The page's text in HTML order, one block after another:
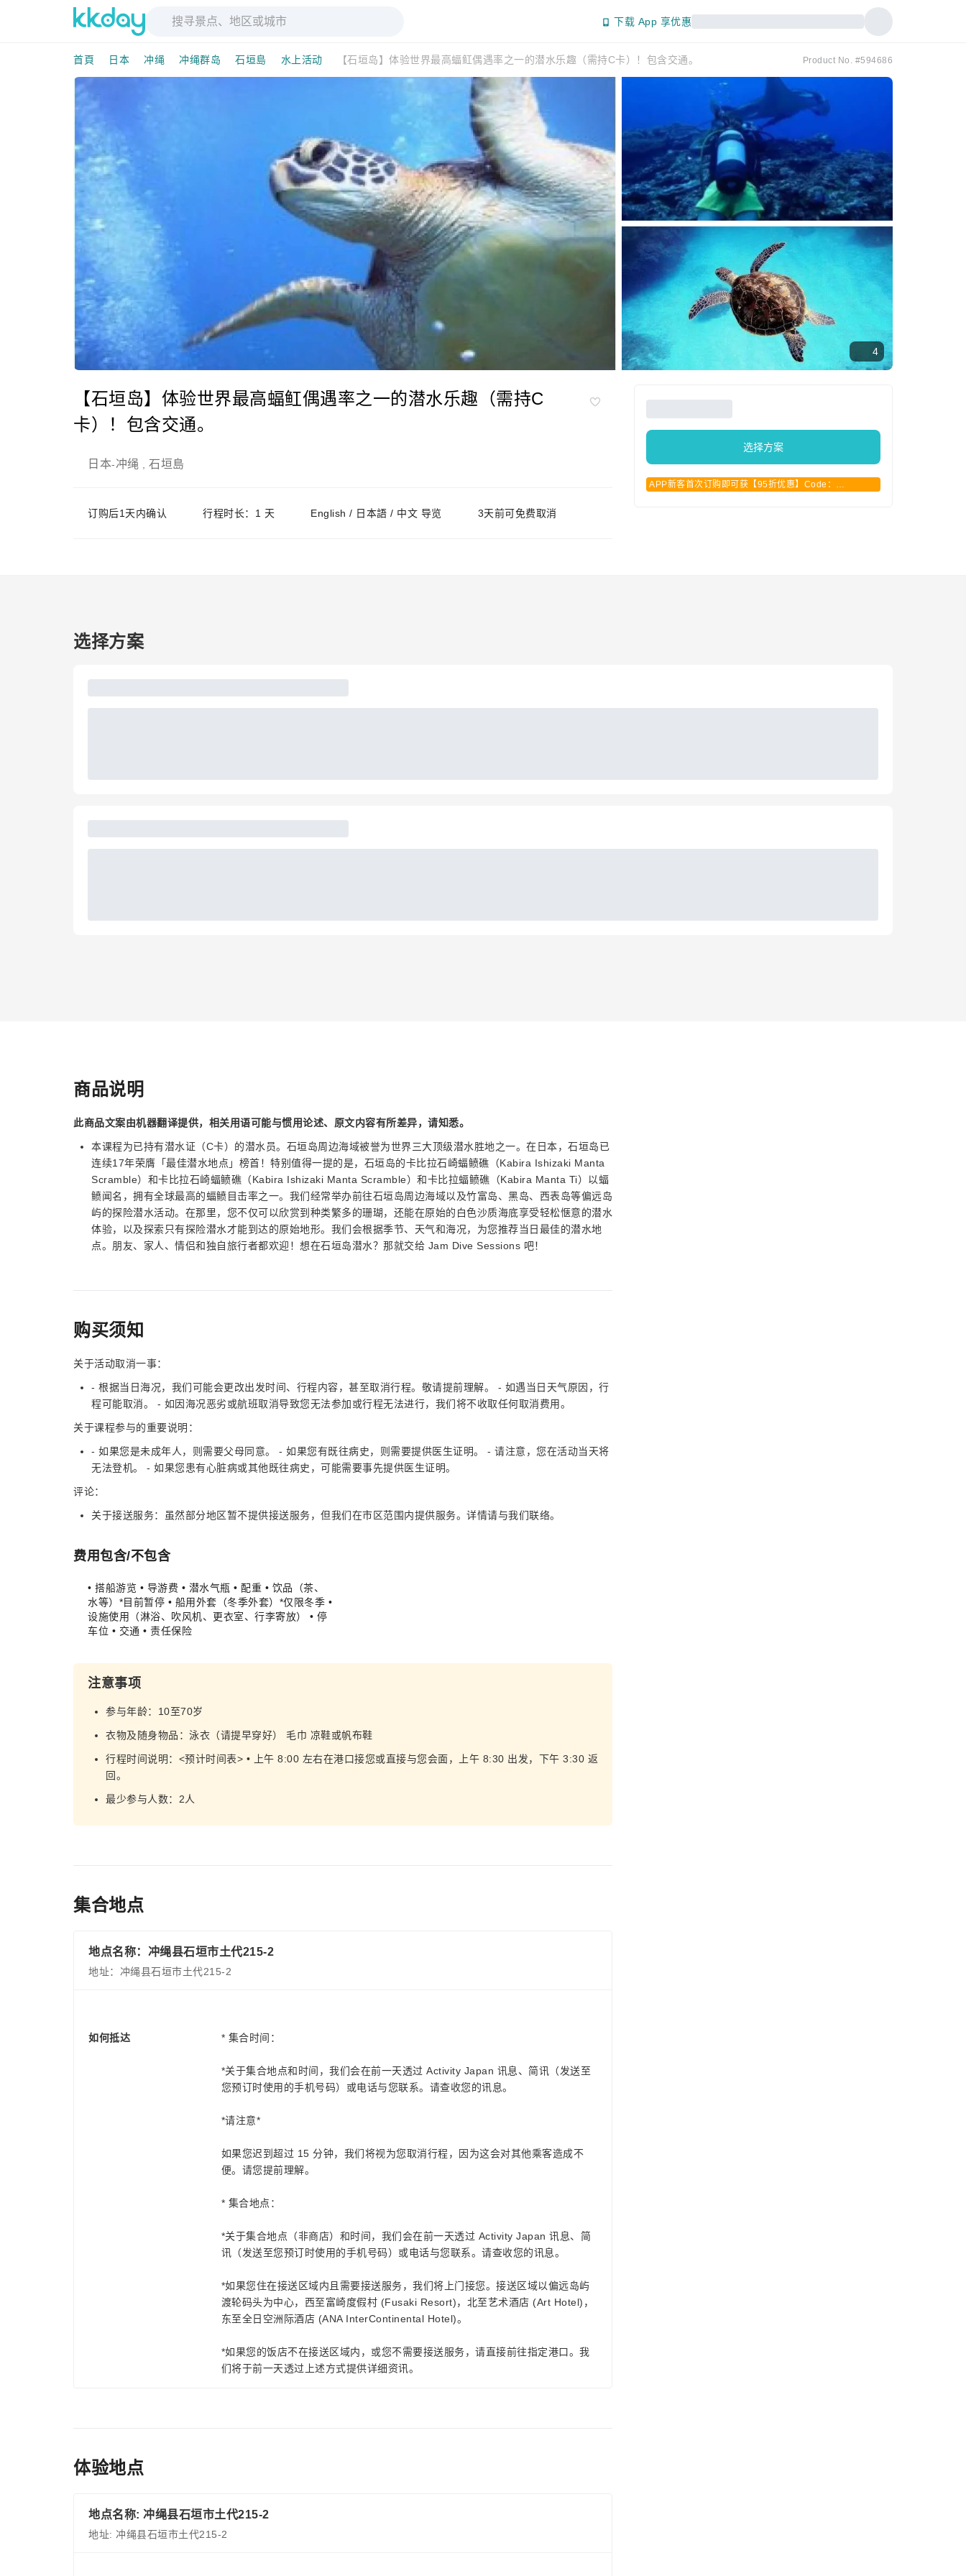
下载 App 享优惠
首頁 日本 冲绳 冲绳群岛 石垣島 水上活动 【石垣岛】体验世界最高蝠𫚉偶遇率之一的潜水乐趣（需持C卡）！包含交通。 Product No. #594686
4
【石垣岛】体验世界最高蝠𫚉偶遇率之一的潜水乐趣（需持C
卡）！包含交通。
日本-冲绳 石垣島
订购后1天内确认 行程时长：1 天 English / 日本語 / 中文 导览 3天前可免费取消
选择方案
APP新客首次订购即可获【95折优惠】Code：
选择方案
商品说明
此商品文案由机器翻译提供，相关用语可能与惯用论述、原文内容有所差异，请知悉。
本课程为已持有潜水证（C卡）的潜水员。石垣岛周边海域被誉为世界三大顶级潜水胜地之一。在日本，石垣岛已
连续17年荣膺「最佳潜水地点」榜首！特别值得一提的是，石垣岛的卡比拉石崎蝠鲼礁（Kabira Ishizaki Manta
Scramble）和卡比拉石崎蝠鲼礁（Kabira Ishizaki Manta Scramble）和卡比拉蝠鲼礁（Kabira Manta Ti）以蝠
鲼闻名，拥有全球最高的蝠鲼目击率之一。我们经常举办前往石垣岛周边海域以及竹富岛、黑岛、西表岛等偏远岛
屿的探险潜水活动。在那里，您不仅可以欣赏到种类繁多的珊瑚，还能在原始的白色沙质海底享受轻松惬意的潜水
体验，以及探索只有探险潜水才能到达的原始地形。我们会根据季节、天气和海况，为您推荐当日最佳的潜水地
点。朋友、家人、情侣和独自旅行者都欢迎！想在石垣岛潜水？那就交给 Jam Dive Sessions 吧！
购买须知
关于活动取消一事：
- 根据当日海况，我们可能会更改出发时间、行程内容，甚至取消行程。敬请提前理解。 - 如遇当日天气原因，行
程可能取消。 - 如因海况恶劣或航班取消导致您无法参加或行程无法进行，我们将不收取任何取消费用。
关于课程参与的重要说明：
- 如果您是未成年人，则需要父母同意。 - 如果您有既往病史，则需要提供医生证明。 - 请注意，您在活动当天将
无法登机。 - 如果您患有心脏病或其他既往病史，可能需要事先提供医生证明。
评论：
关于接送服务：虽然部分地区暂不提供接送服务，但我们在市区范围内提供服务。详情请与我们联络。
费用包含/不包含
• 搭船游览 • 导游费 • 潜水气瓶 • 配重 • 饮品（茶、
水等）*目前暂停 • 船用外套（冬季外套）*仅限冬季 •
设施使用（淋浴、吹风机、更衣室、行李寄放） • 停
车位 • 交通 • 责任保险
注意事项
参与年龄：10至70岁
衣物及随身物品：泳衣（请提早穿好） 毛巾 凉鞋或帆布鞋
行程时间说明：<预计时间表> • 上午 8:00 左右在港口接您或直接与您会面，上午 8:30 出发，下午 3:30 返
回。
最少参与人数：2人
集合地点
地点名称：冲绳县石垣市土代215-2
地址：冲绳县石垣市土代215-2
如何抵达 * 集合时间：
*关于集合地点和时间，我们会在前一天透过 Activity Japan 讯息、简讯（发送至
您预订时使用的手机号码）或电话与您联系。请查收您的讯息。
*请注意*
如果您迟到超过 15 分钟，我们将视为您取消行程，因为这会对其他乘客造成不
便。请您提前理解。
* 集合地点：
*关于集合地点（非商店）和时间，我们会在前一天透过 Activity Japan 讯息、简
讯（发送至您预订时使用的手机号码）或电话与您联系。请查收您的讯息。
*如果您住在接送区域内且需要接送服务，我们将上门接您。接送区域以偏远岛屿
渡轮码头为中心，西至富崎度假村 (Fusaki Resort)，北至艺术酒店 (Art Hotel)，
东至全日空洲际酒店 (ANA InterContinental Hotel)。
*如果您的饭店不在接送区域内，或您不需要接送服务，请直接前往指定港口。我
们将于前一天透过上述方式提供详细资讯。
体验地点
地点名称: 冲绳县石垣市土代215-2
地址: 冲绳县石垣市土代215-2